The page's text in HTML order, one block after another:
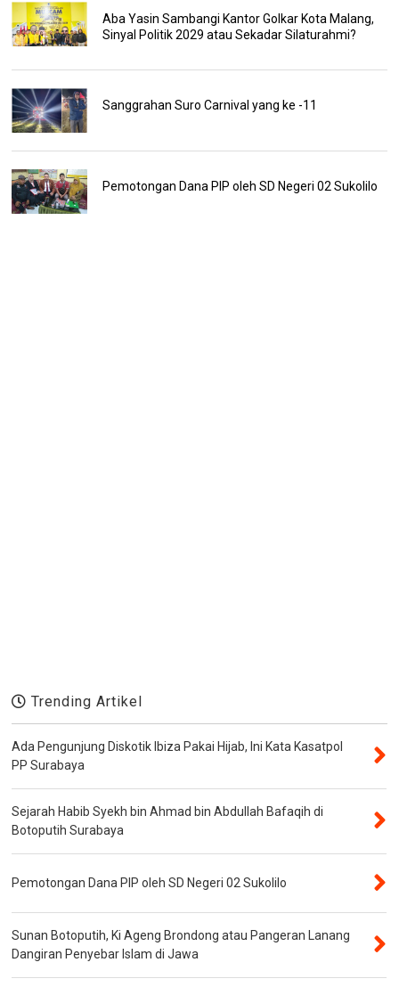
Aba Yasin Sambangi Kantor Golkar Kota Malang,
Sinyal Politik 2029 atau Sekadar Silaturahmi?
Sanggrahan Suro Carnival yang ke -11
Pemotongan Dana PIP oleh SD Negeri 02 Sukolilo
Trending Artikel
Ada Pengunjung Diskotik Ibiza Pakai Hijab, Ini Kata Kasatpol
PP Surabaya
Sejarah Habib Syekh bin Ahmad bin Abdullah Bafaqih di
Botoputih Surabaya
Pemotongan Dana PIP oleh SD Negeri 02 Sukolilo
Sunan Botoputih, Ki Ageng Brondong atau Pangeran Lanang
Dangiran Penyebar Islam di Jawa